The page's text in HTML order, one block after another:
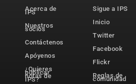
Acerca de
IPS
Nuestros
socios
Contáctenos
Apóyenos
¿Quieres
publicar
notas de
IPS?
Sigue a IPS
Inicio
Twitter
Facebook
Flickr
Reglas de
comunidad